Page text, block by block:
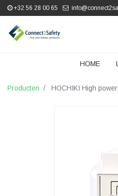
+32 56 28 00 65
HOME
Producten HOCHIKI High